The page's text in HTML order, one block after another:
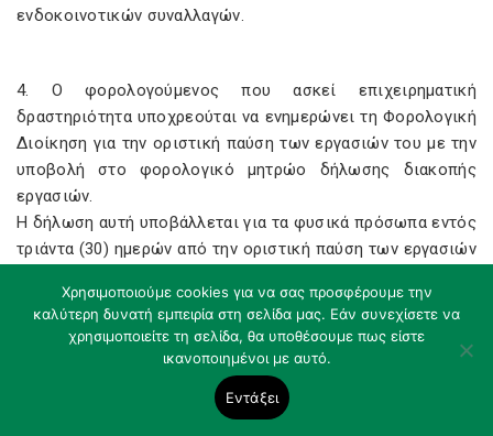
ενδοκοινοτικών συναλλαγών.
4. Ο φορολογούμενος που ασκεί επιχειρηματική
δραστηριότητα υποχρεούται να ενημερώνει τη Φορολογική
Διοίκηση για την οριστική παύση των εργασιών του με την
υποβολή στο φορολογικό μητρώο δήλωσης διακοπής
εργασιών.
Η δήλωση αυτή υποβάλλεται για τα φυσικά πρόσωπα εντός
τριάντα (30) ημερών από την οριστική παύση των εργασιών
εντός τριάντα (30) ημερών από τη λύση τους ή από τη λήξη
των εργασιών της εκκαθάρισης ή από την ανακοίνωση
διαγραφής τους από το Γ.Ε.ΜΗ., κατά περίπτωση.
Σε περίπτωση κληρονομικής διαδοχής επιχείρησης ως
συνόλου, η δήλωση διακοπής εργασιών υποβάλλεται από
Χρησιμοποιούμε cookies για να σας προσφέρουμε την
καλύτερη δυνατή εμπειρία στη σελίδα μας. Εάν συνεχίσετε να
χρησιμοποιείτε τη σελίδα, θα υποθέσουμε πως είστε
ικανοποιημένοι με αυτό.
Εντάξει